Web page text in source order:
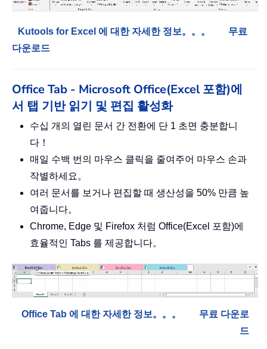
Kutools for Excel 에 대한 자세한 정보。。。
무료
다운로드
Office Tab - Microsoft Office(Excel 포함)에
서 탭 기반 읽기 및 편집 활성화
수십 개의 열린 문서 간 전환에 단 1 초면 충분합니
다！
매일 수백 번의 마우스 클릭을 줄여주어 마우스 손과
작별하세요。
여러 문서를 보거나 편집할 때 생산성을 50% 만큼 높
여줍니다。
Chrome, Edge 및 Firefox 처럼 Office(Excel 포함)에
효율적인 Tabs 를 제공합니다。
Office Tab 에 대한 자세한 정보。。。
무료 다운로
드